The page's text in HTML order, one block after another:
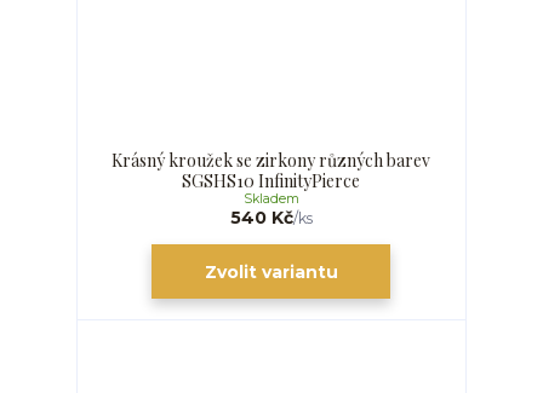
Krásný kroužek se zirkony různých barev
SGSHS10 InfinityPierce
540 Kč/ks
Skladem
Zvolit variantu